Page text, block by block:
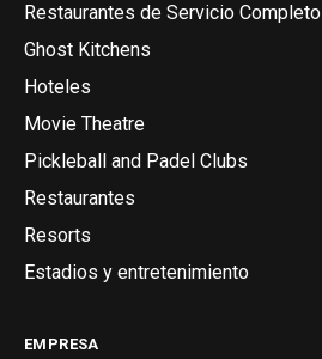
Restaurantes de Servicio Completo
Ghost Kitchens
Hoteles
Movie Theatre
Pickleball and Padel Clubs
Restaurantes
Resorts
Estadios y entretenimiento
EMPRESA